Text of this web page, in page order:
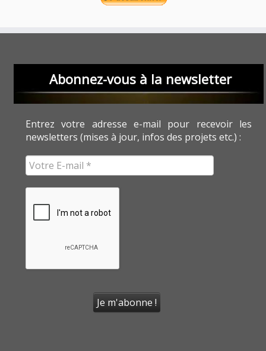
Abonnez-vous à la newsletter
Entrez votre adresse e-mail pour recevoir les
newsletters (mises à jour, infos des projets etc.) :